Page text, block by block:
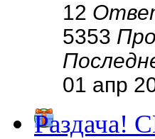
12
5353
01 апр
Раздача!